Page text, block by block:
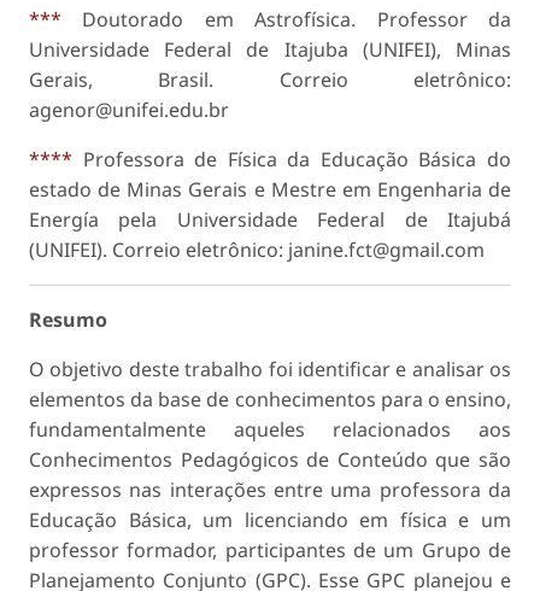
***
Doutorado em Astrofísica. Professor da
Universidade Federal de Itajuba (UNIFEI), Minas
Gerais, Brasil. Correio eletrônico:
agenor@unifei.edu.br
**** Professora de Física da Educação Básica do
estado de Minas Gerais e Mestre em Engenharia de
Energía pela Universidade Federal de Itajubá
(UNIFEI). Correio eletrônico: janine.fct@gmail.com
Resumo
O objetivo deste trabalho foi identificar e analisar os
elementos da base de conhecimentos para o ensino,
fundamentalmente aqueles relacionados aos
Conhecimentos Pedagógicos de Conteúdo que são
expressos nas interações entre uma professora da
Educação Básica, um licenciando em física e um
professor formador, participantes de um Grupo de
Planejamento Conjunto (GPC). Esse GPC planejou e